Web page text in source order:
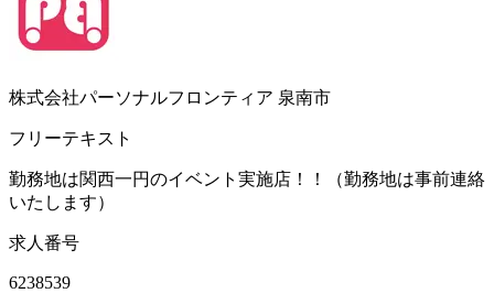
株式会社パーソナルフロンティア 泉南市
フリーテキスト
勤務地は関西一円のイベント実施店！！（勤務地は事前連絡
いたします）
求人番号
6238539